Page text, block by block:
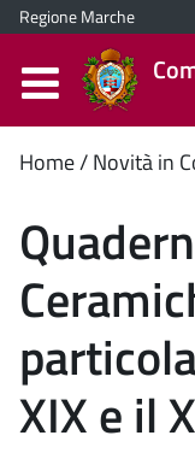
Regione Marche
Home Novità in
XIX e il